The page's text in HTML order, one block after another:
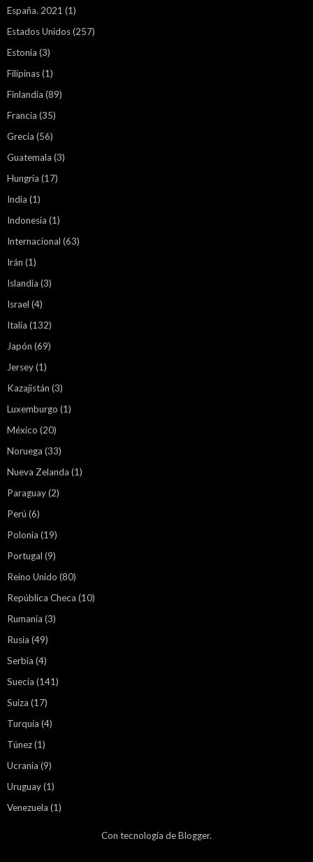
España. 2021 (1)
Estados Unidos(257)
Estonia (3)
Filipinas(1)
Finlandia (89)
Francia (35)
Grecia (56)
Guatemala (3)
Hungría (17)
India (1)
Indonesia (1)
Internacional (63)
Irán (1)
Islandia (3)
Israel (4)
Italia (132)
Japón (69)
Jersey(1)
Kazajistán (3)
Luxemburgo (1)
México (20)
Noruega (33)
Nueva Zelanda (1)
Paraguay(2)
Perú (6)
Polonia (19)
Portugal (9)
Reino Unido (80)
República Checa (10)
Rumania (3)
Rusia (49)
Serbia (4)
Suecia (141)
Suiza (17)
Turquía (4)
Túnez(1)
Ucrania (9)
Uruguay(1)
Venezuela (1)
Con tecnología deBlogger.